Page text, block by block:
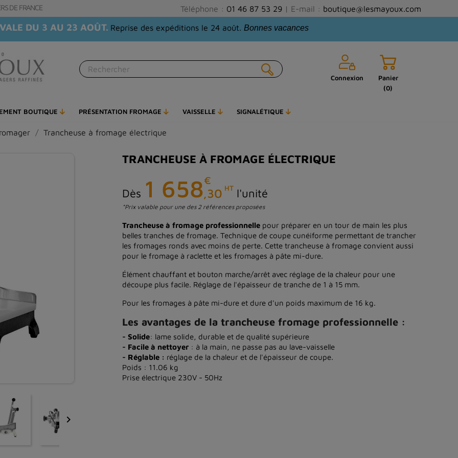
DE FRANCE Téléphone : 01 46 87 53 29 | E-mail : boutique@lesmayoux.com
DU 3 AU 23 AOÛT. Reprise des expéditions le 24 août. Bonnes vacances
Connexion
Panier
(0)
BOUTIQUE PRÉSENTATION FROMAGE VAISSELLE SIGNALÉTIQUE
Trancheuse à fromage électrique

TRANCHEUSE À FROMAGE ÉLECTRIQUE
Dès 1 658€
,30 HT l'unité
*Prix valable pour une des 2 références proposées
Trancheuse à fromage professionnelle pour préparer en un tour de main les plus
belles tranches de fromage. Technique de coupe cunéiforme permettant de trancher
les fromages ronds avec moins de perte. Cette trancheuse à fromage convient aussi
pour le fromage à raclette et les fromages à pâte mi-dure.
Élément chauffant et bouton marche/arrêt avec réglage de la chaleur pour une
découpe plus facile. Réglage de l'épaisseur de tranche de 1 à 15 mm.
Pour les fromages à pâte mi-dure et dure d'un poids maximum de 16 kg.
Les avantages de la trancheuse fromage professionnelle :
- Solide: lame solide, durable et de qualité supérieure
- Facile à nettoyer : à la main, ne passe pas au lave-vaisselle
- Réglable : réglage de la chaleur et de l'épaisseur de coupe.
Poids : 11.06 kg
Prise électrique 230V - 50Hz